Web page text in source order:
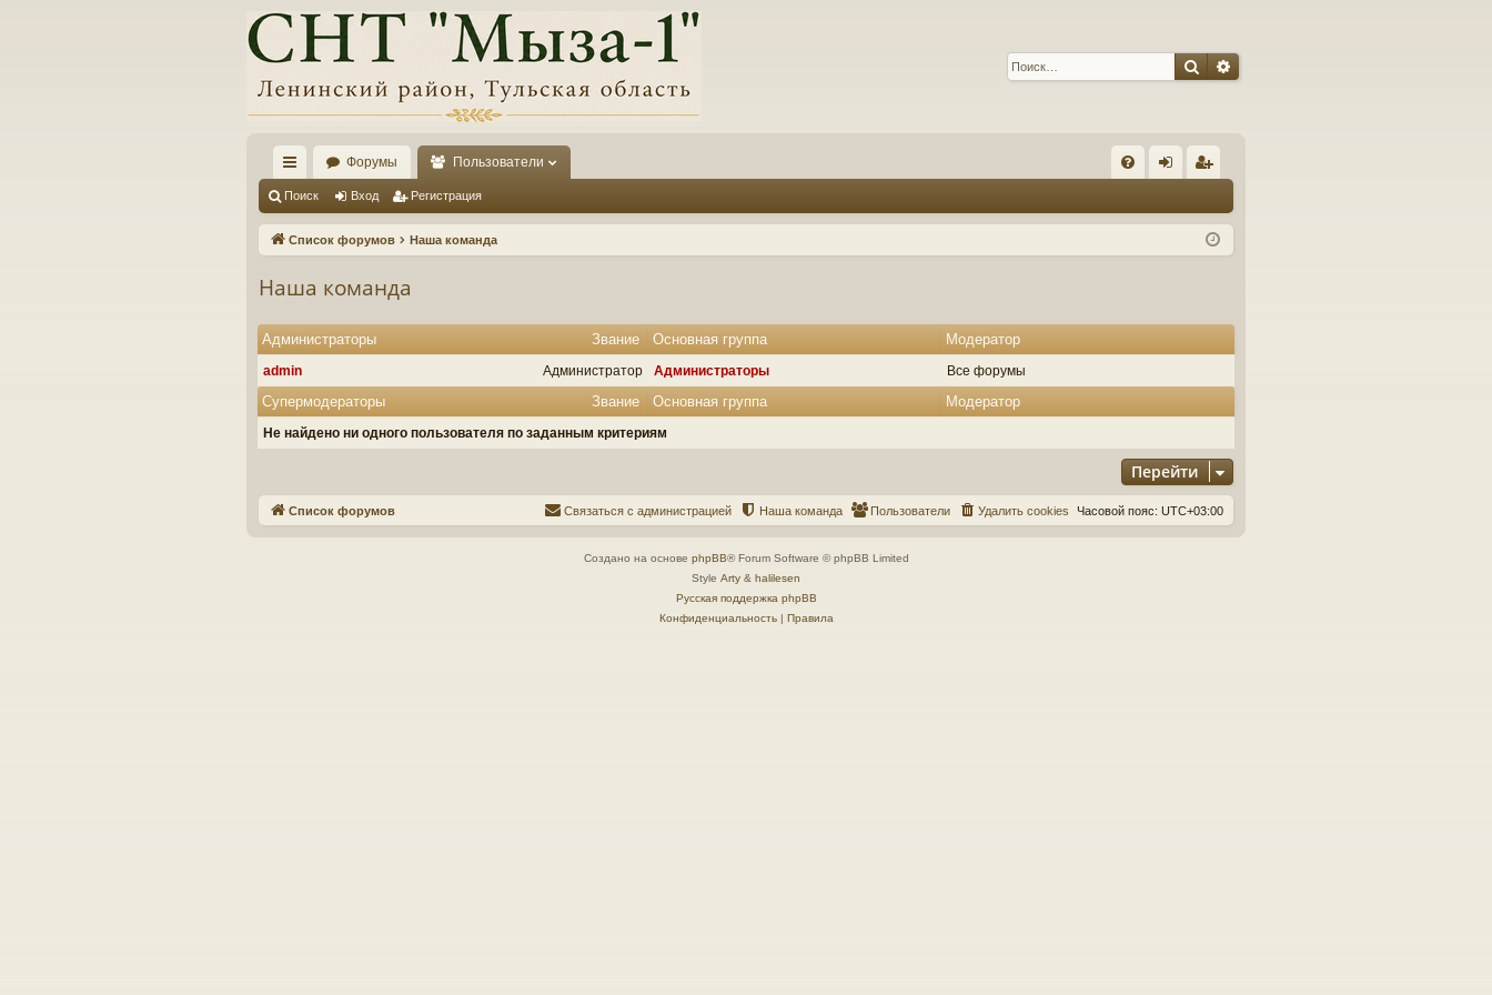
ПоискРасширенный поиск
с
ы
и
Форумы Пользователи
Q д ис
ия
Поиск Вход Регистрация
Список форумов Наша команда
Наша команда
Звание
Администраторы Основная группа Модератор
Администратор
admin Администраторы Все форумы
Звание
Супермодераторы Основная группа Модератор
Не найдено ни одного пользователя по заданным критериям
Перейти
Список форумов Часовой пояс: UTC+03:00
Удалить cookies
Пользователи
Наша команда
Связаться с администрацией
Создано на основе phpBB® Forum Software © phpBB Limited
Style Arty & halilesen
Русская поддержка phpBB
Конфиденциальность| Правила